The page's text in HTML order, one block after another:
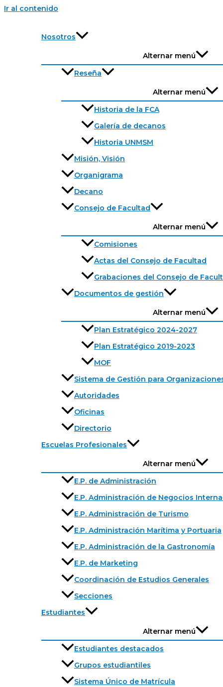
Ir al contenido
Nosotros
Alternar menú
Reseña
Alternar menú
Historia de la FCA
Galería de decanos
Historia UNMSM
Misión, Visión
Organigrama
Decano
Consejo de Facultad
Alternar menú
Comisiones
Actas del Consejo de Facultad
Grabaciones del Consejo de
Documentos de gestión
Alternar menú
Plan Estratégico 2024-2027
Plan Estratégico 2019-2023
MOF
Sistema de Gestión para
Autoridades
Oficinas
Directorio
Escuelas Profesionales
Alternar menú
E.P. de Administración
E.P. Administración de Negocios
E.P. Administración de Turismo
E.P. Administración Marítima y Portuaria
E.P. Administración de la Gastronomía
E.P. de Marketing
Coordinación de Estudios Generales
Secciones
Estudiantes
Alternar menú
Estudiantes destacados
Grupos estudiantiles
Sistema Único de Matrícula